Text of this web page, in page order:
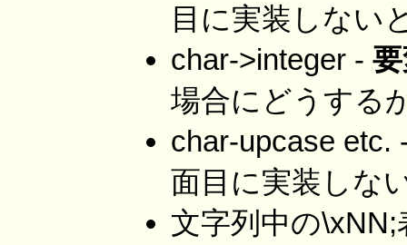
目に実装しない
char->integer -
場合にどうする
char-upcase etc.
面目に実装しな
文字列中の